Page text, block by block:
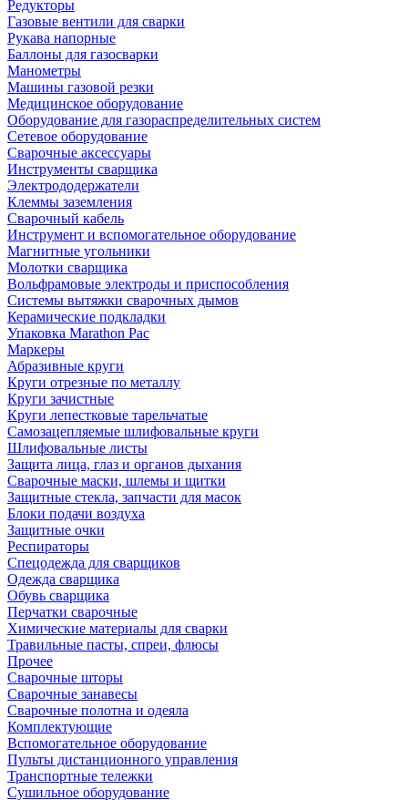
Редукторы
Газовые вентили для сварки
Рукава напорные
Баллоны для газосварки
Манометры
Машины газовой резки
Медицинское оборудование
Оборудование для газораспределительных систем
Сетевое оборудование
Сварочные аксессуары
Инструменты сварщика
Электрододержатели
Клеммы заземления
Сварочный кабель
Инструмент и вспомогательное оборудование
Магнитные угольники
Молотки сварщика
Вольфрамовые электроды и приспособления
Системы вытяжки сварочных дымов
Керамические подкладки
Упаковка Marathon Pac
Маркеры
Абразивные круги
Круги отрезные по металлу
Круги зачистные
Круги лепестковые тарельчатые
Самозацепляемые шлифовальные круги
Шлифовальные листы
Защита лица, глаз и органов дыхания
Сварочные маски, шлемы и щитки
Защитные стекла, запчасти для масок
Блоки подачи воздуха
Защитные очки
Респираторы
Спецодежда для сварщиков
Одежда сварщика
Обувь сварщика
Перчатки сварочные
Химические материалы для сварки
Травильные пасты, спреи, флюсы
Прочее
Сварочные шторы
Сварочные занавесы
Сварочные полотна и одеяла
Комплектующие
Вспомогательное оборудование
Пульты дистанционного управления
Транспортные тележки
Сушильное оборудование